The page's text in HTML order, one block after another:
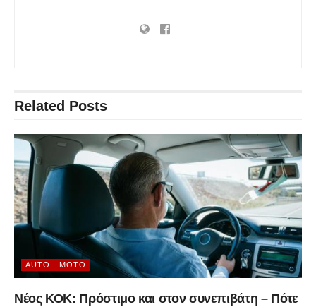
Related Posts
AUTO - MOTO
Νέος ΚΟΚ: Πρόστιμο και στον συνεπιβάτη – Πότε